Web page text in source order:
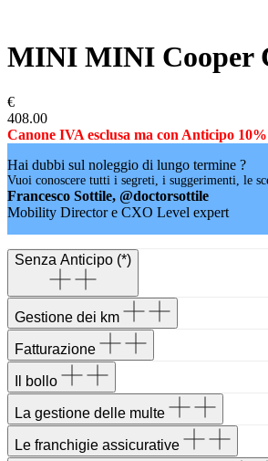
MINI MINI Cooper
€
408.00
Canone IVA esclusa ma con Anticipo
Hai dubbi sul noleggio di lungo termine ?
Vuoi conoscere tutti i segreti, i suggerimenti, le
Francesco Sottile, @doctorsottile
Mobility Director e CXO Level expert
Senza Anticipo (*)
Gestione dei km
Fatturazione
Il bollo
La gestione delle multe
Le franchigie assicurative